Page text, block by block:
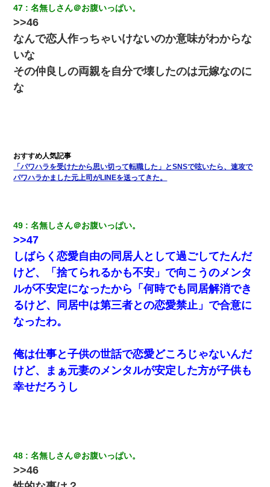
わい(42)渋谷の夜のサービスで19の女の子にゴックンさせた結果
ｗｗｗｗｗｗｗｗ
放置子が病院送りになったらしい → 俺（二度と帰ってくるなよ…
嫁を半身不随にしやがった恨みは、正直こんなもんじゃ晴れな
い）
【身体で払わせて】女友達「ごめん、何も言わずにお金貸してく
ださい……」俺「いいよ！いくら？」女友達「10万円ぐら
い……」俺「ほい！10万！」→
【驚愕】私「今まで育てた分のお金返してね(冗談)」息子「はい、
3000万円」→数年後。私「妹が病気になったから援助して欲し
い」→
生保レディと行為する為に駆け引きしてみた結果ｗｗｗｗｗｗｗ
ｗｗｗｗｗ
嫁の妹（26歳）がずっとウチに泊まりに来た結果→俺がヤバイｗ
私「結婚やめるわ」 婚約者「え？なんでなんで？」 → 放置した
結果…｜生活｜ワロタあんてな
妹が嘘つきな元カレと寄りを戻してしまったという話をしていた
ら、旦那の顔が曇って雰囲気が一転。そそくさと話を切り上げて
いつもより早く寝付いてしまった…｜生活｜ワロタあんてな
47 名無しさん＠お腹いっぱい。
>>46
なんで恋人作っちゃいけないのか意味がわからな
いな
その仲良しの両親を自分で壊したのは元嫁なのに
な
「パワハラを受けたから思い切って転職した」とSNSで呟いたら、速攻で
パワハラかました元上司がLINEを送ってきた。
49 名無しさん＠お腹いっぱい。
>>47
しばらく恋愛自由の同居人として過ごしてたんだ
けど、「捨てられるかも不安」で向こうのメンタ
ルが不安定になったから「何時でも同居解消でき
るけど、同居中は第三者との恋愛禁止」で合意に
なったわ。
俺は仕事と子供の世話で恋愛どころじゃないんだ
けど、まぁ元妻のメンタルが安定した方が子供も
幸せだろうし
48 名無しさん＠お腹いっぱい。
>>46